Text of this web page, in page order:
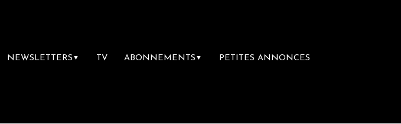
NEWSLETTERS ▼ TV ABONNEMENTS ▼ PETITES ANNONCES